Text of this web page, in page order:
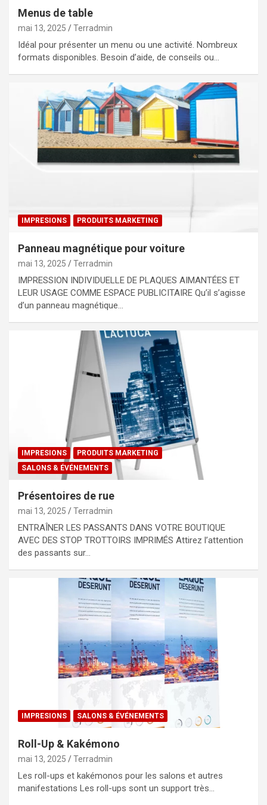
Menus de table
mai 13, 2025 Terradmin
Idéal pour présenter un menu ou une activité. Nombreux
formats disponibles. Besoin d’aide, de conseils ou…
IMPRESIONS PRODUITS MARKETING
Panneau magnétique pour voiture
mai 13, 2025 Terradmin
IMPRESSION INDIVIDUELLE DE PLAQUES AIMANTÉES ET
LEUR USAGE COMME ESPACE PUBLICITAIRE Qu’il s’agisse
d’un panneau magnétique…
IMPRESIONS
PRODUITS MARKETING
SALONS & ÉVÉNEMENTS
Présentoires de rue
mai 13, 2025 Terradmin
ENTRAÎNER LES PASSANTS DANS VOTRE BOUTIQUE
AVEC DES STOP TROTTOIRS IMPRIMÉS Attirez l’attention
des passants sur…
IMPRESIONS SALONS & ÉVÉNEMENTS
Roll-Up & Kakémono
mai 13, 2025 Terradmin
Les roll-ups et kakémonos pour les salons et autres
manifestations Les roll-ups sont un support très…